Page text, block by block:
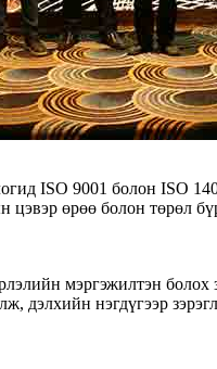
ISO 9001 болон ISO
цэвэр өрөө болон төрөл
мэргэжилтэн болох
дэлхийн нэгдүгээр